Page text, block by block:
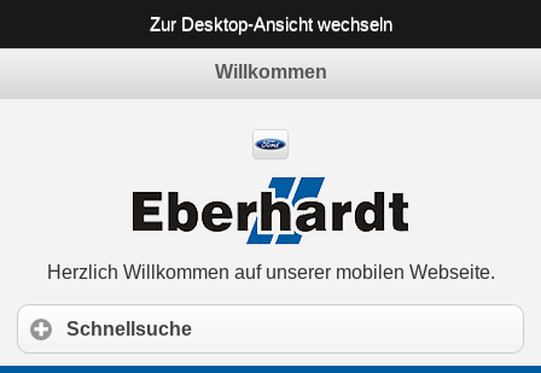
Zur Desktop-Ansicht wechseln
Willkommen
Herzlich Willkommen auf unserer mobilen Webseite.
Schnellsuche